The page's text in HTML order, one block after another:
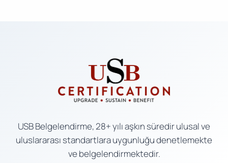
USB Belgelendirme, 28+ yılı aşkın süredir ulusal ve
uluslararası standartlara uygunluğu denetlemekte
ve belgelendirmektedir.